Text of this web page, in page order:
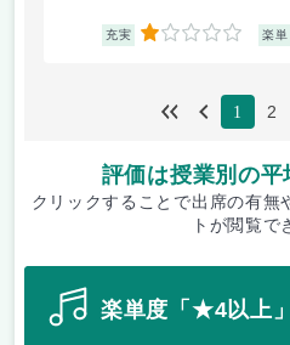
充実 1 楽単
1 2
評価は授業別の平
クリックすることで出席の有無
トが閲覧で
楽単度「★4以上